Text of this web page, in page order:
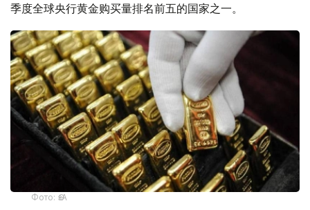
季度全球央行黄金购买量排名前五的国家之一。
Фото: ӨзА